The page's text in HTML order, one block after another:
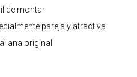
de montar
pareja y atractiva
original